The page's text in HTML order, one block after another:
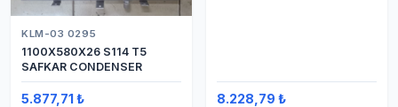
KLM-03 0295
1100X580X26 S114 T5
SAFKAR CONDENSER
5.877,71 ₺ 8.228,79 ₺